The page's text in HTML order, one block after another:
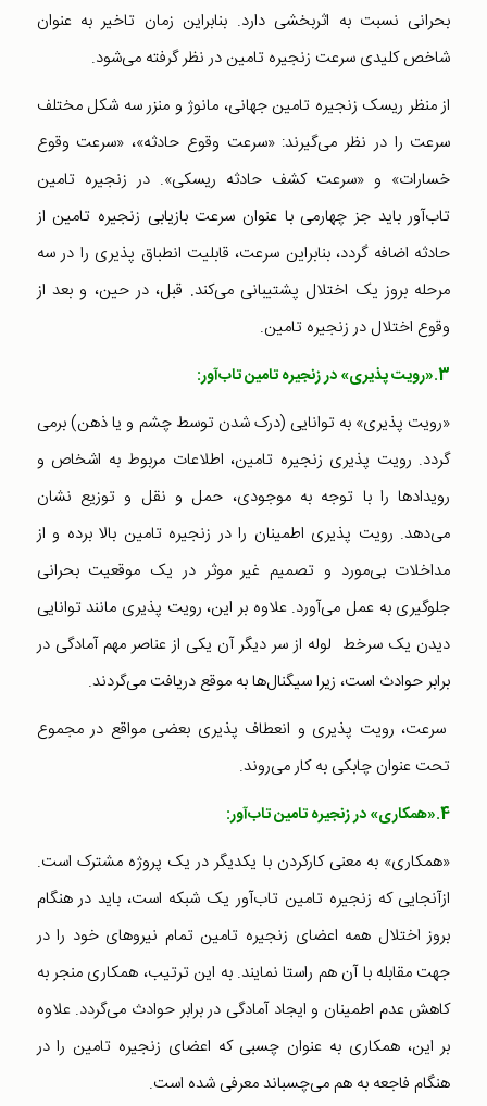
بحرانی نسبت به اثربخشی دارد. بنابراین زمان تاخیر به عنوان
شاخص کلیدی سرعت زنجیره تامین در نظر گرفته می‌شود.
از منظر ریسک زنجیره تامین جهانی، مانوژ و منزر سه شکل مختلف
سرعت را در نظر می‌گیرند: «سرعت وقوع حادثه»، «سرعت وقوع
خسارات» و «سرعت کشف حادثه ریسکی». در زنجیره تامین
تاب‌آور باید جز چهارمی با عنوان سرعت بازیابی زنجیره تامین از
حادثه اضافه گردد، بنابراین سرعت، قابلیت انطباق پذیری را در سه
مرحله بروز یک اختلال پشتیبانی می‌کند. قبل، در حین، و بعد از
وقوع اختلال در زنجیره تامین.
3.«رویت پذیری» در زنجیره تامین تاب‌آور:
«رویت پذیری» به توانایی (درک شدن توسط چشم و یا ذهن) برمی
گردد. رویت پذیری زنجیره تامین، اطلاعات مربوط به اشخاص و
رویدادها را با توجه به موجودی،‌ حمل و نقل و توزیع نشان
می‌دهد. رویت پذیری اطمینان را در زنجیره تامین بالا برده و از
مداخلات بی‌مورد و تصمیم غیر موثر در یک موقعیت بحرانی
جلوگیری به عمل می‌آورد. علاوه بر این، رویت پذیری مانند توانایی
دیدن یک سرخط لوله از سر دیگر آن یکی از عناصر مهم آمادگی در
برابر حوادث است،‌ زیرا سیگنال‌ها به موقع دریافت می‌گردند.
سرعت، رویت پذیری و انعطاف پذیری بعضی مواقع در مجموع
تحت عنوان چابکی به کار می‌روند.
4.«همکاری» در زنجیره تامین تاب‌آور:
«همکاری» به معنی کارکردن با یکدیگر در یک پروژه مشترک است.
ازآنجایی که زنجیره تامین تاب‌آور یک شبکه است، باید در هنگام
بروز اختلال همه اعضای زنجیره تامین تمام نیروهای خود را در
جهت مقابله با آن هم راستا نمایند. به این ترتیب، همکاری منجر به
کاهش عدم اطمینان و ایجاد آمادگی در برابر حوادث می‌گردد. علاوه
بر این،‌ همکاری به عنوان چسبی که اعضای زنجیره تامین را در
هنگام فاجعه به هم می‌چسباند معرفی شده است.